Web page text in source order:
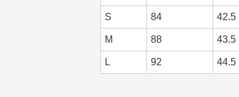
S 84 42.5
M 88 43.5
L 92 44.5